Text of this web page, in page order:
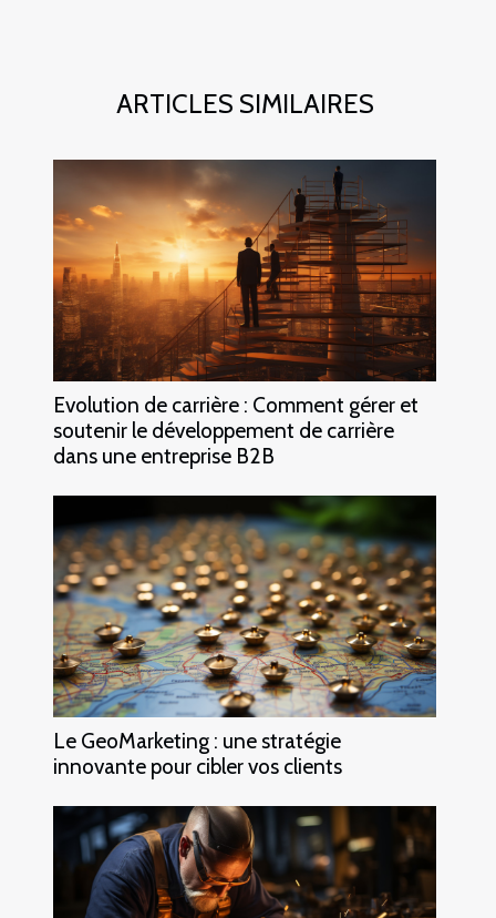
ARTICLES SIMILAIRES
Evolution de carrière : Comment gérer et
soutenir le développement de carrière
dans une entreprise B2B
Le GeoMarketing : une stratégie
innovante pour cibler vos clients